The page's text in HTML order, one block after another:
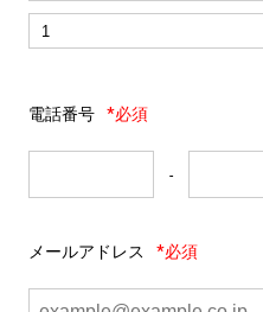
電話番号 *必須
-
メールアドレス *必須